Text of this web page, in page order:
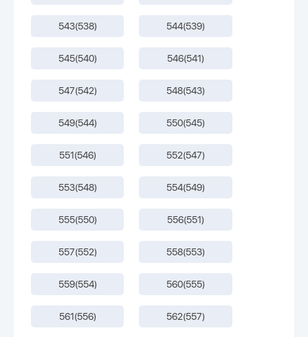
543(538) 544(539)
545(540) 546(541)
547(542) 548(543)
549(544) 550(545)
551(546) 552(547)
553(548) 554(549)
555(550) 556(551)
557(552) 558(553)
559(554) 560(555)
561(556) 562(557)